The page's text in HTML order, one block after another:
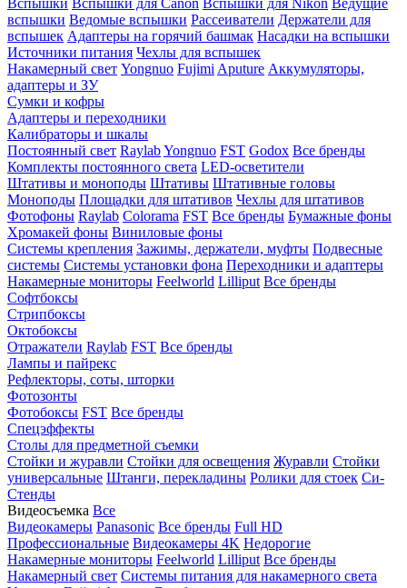
Вспышки Вспышки для Canon Вспышки для Nikon Ведущие
вспышки Ведомые вспышки Рассеиватели Держатели для
вспышек Адаптеры на горячий башмак Насадки на вспышки
Источники питания Чехлы для вспышек
Накамерный свет Yongnuo Fujimi Aputure Аккумуляторы,
адаптеры и ЗУ
Сумки и кофры
Адаптеры и переходники
Калибраторы и шкалы
Постоянный свет RaylabYongnuo FST Godox Все бренды
Комплекты постоянного света LED-осветители
Штативы и моноподы Штативы Штативные головы
Моноподы Площадки для штативов Чехлы для штативов
Фотофоны Raylab Colorama FST Все бренды Бумажные фоны
Хромакей фоны Виниловые фоны
Системы крепления Зажимы, держатели, муфты Подвесные
системы Системы установки фона Переходники и адаптеры
Накамерные мониторы Feelworld Lilliput Все бренды
Софтбоксы
Стрипбоксы
Октобоксы
Отражатели Raylab FST Все бренды
Лампы и пайрекс
Рефлекторы, соты, шторки
Фотозонты
Фотобоксы FST Все бренды
Спецэффекты
Столы для предметной съемки
Стойки и журавли Стойки для освещения Журавли Стойки
универсальные Штанги, перекладины Ролики для стоек Си-
Стенды
Видеосъемка Все
Видеокамеры Panasonic Все бренды Full HD
Профессиональные Видеокамеры 4K Недорогие
Накамерные мониторы Feelworld Lilliput Все бренды
Накамерный свет Системы питания для накамерного света